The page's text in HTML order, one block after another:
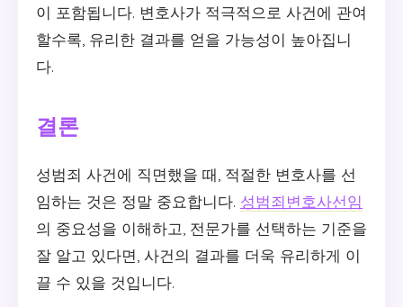
이 포함됩니다. 변호사가 적극적으로 사건에 관여
할수록, 유리한 결과를 얻을 가능성이 높아집니
다.
결론
성범죄 사건에 직면했을 때, 적절한 변호사를 선
임하는 것은 정말 중요합니다. 성범죄변호사선임
의 중요성을 이해하고, 전문가를 선택하는 기준을
잘 알고 있다면, 사건의 결과를 더욱 유리하게 이
끌 수 있을 것입니다.